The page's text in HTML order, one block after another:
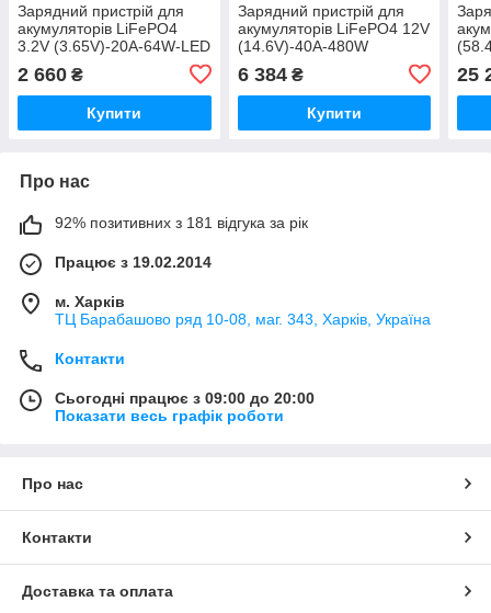
Зарядний пристрій для
акумуляторів LiFePO4
3.2V (3.65V)-20A-64W-LED
2 660 ₴
Купити
Зарядний пристрій для
акумуляторів LiFePO4 12V
(14.6V)-40A-480W
6 384₴
Купити
25
Про нас
92% позитивних з 181 відгука за рік
Працює з 19.02.2014
м. Харків
ТЦ Барабашово ряд 10-08, маг. 343, Харків, Україна
Контакти
Сьогодні працює з 09:00 до 20:00
Показати весь графік роботи
Про нас
Контакти
Доставка та оплата